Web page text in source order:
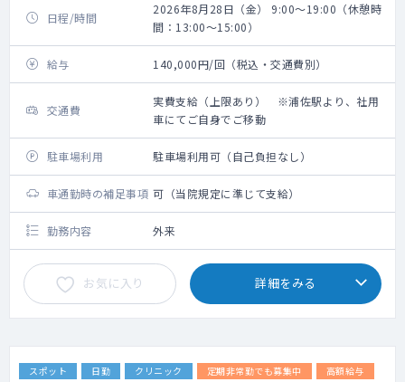
日程/時間
2026年8月28日（金） 9:00～19:00（休憩時
間：13:00～15:00）
給与 140,000円/回（税込・交通費別）
交通費
実費支給（上限あり） ※浦佐駅より、社用
車にてご自身でご移動
駐車場利用 駐車場利用可（自己負担なし）
車通勤時の補足事項 可（当院規定に準じて支給）
勤務内容 外来
お気に入り 詳細をみる
スポット 日勤 クリニック 定期非常勤でも募集中
高額給与